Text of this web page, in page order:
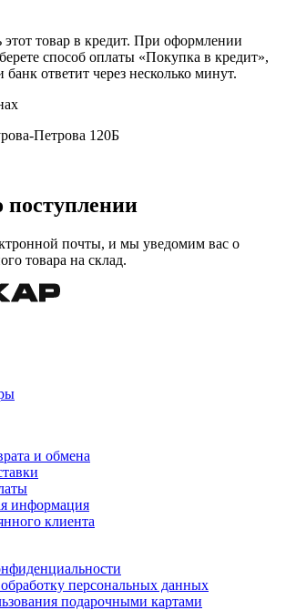
товар в кредит. При оформлении
способ оплаты «Покупка в кредит»,
банк ответит через несколько минут.
Петрова 120Б
почты, и мы уведомим вас о
товара на склад.
и обмена
информация
клиента
персональных данных
подарочными картами